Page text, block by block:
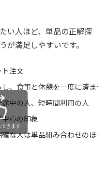
い人ほど、単品の正解探
が満足しやすいです。
ト注文
、食事と休憩を一度に済ませ
中の人、短時間利用の人
心の印象
な人は単品組み合わせのほう
きます